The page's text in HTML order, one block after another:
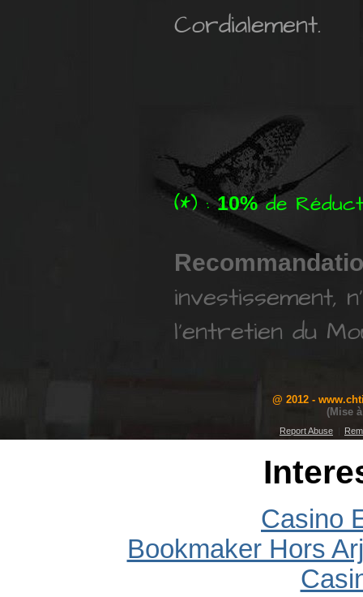
Cordialement.
(*) :10%de
investissement, n
l'entretien du
@ 2012 -
(Mise
Report Abuse
Casino
Bookmaker Hors